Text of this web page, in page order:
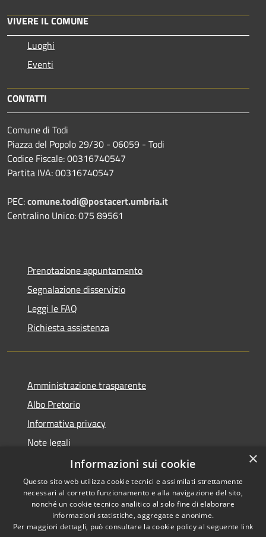
VIVERE IL COMUNE
Luoghi
Eventi
CONTATTI
Comune di Todi
Piazza del Popolo 29/30 - 06059 - Todi
Codice Fiscale: 00316740547
Partita IVA: 00316740547
PEC:comune.todi@postacert.umbria.it
Centralino Unico: 075 89561
Prenotazione appuntamento
Segnalazione disservizio
Leggi le FAQ
Richiesta assistenza
Amministrazione trasparente
Albo Pretorio
Informativa privacy
Note legali
Dichiarazione di accessibilità
RSS
Copyright © 2026 • Comune di
×
Informazioni sui cookie
Questo sito web utilizza cookie tecnici e assimilati strettamente
necessari al corretto funzionamento e alla navigazione del sito,
nonché un cookie tecnico analitico al solo fine di elaborare
informazioni statistiche, aggregate e anonime.
Per maggiori dettagli, può consultare la cookie policy al seguente link